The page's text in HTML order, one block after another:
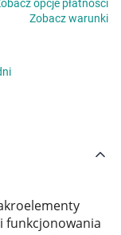
opcje płatności
Zobacz warunki
funkcjonowania